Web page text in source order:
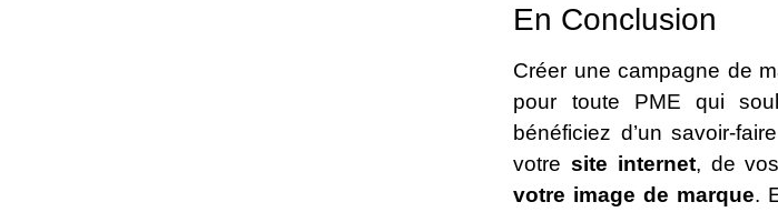
En Conclusion
Créer une campagne de
pour toute PME qui
bénéficiez d’un savoir-
votresite internet, de
votre image de marque.